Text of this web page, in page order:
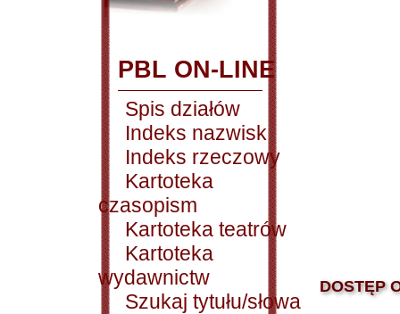
PBL ON-LINE
Spis działów
Indeks nazwisk
Indeks rzeczowy
Kartoteka
czasopism
Kartoteka teatrów
Kartoteka
wydawnictw
Szukaj tytułu/słowa
DOSTĘP